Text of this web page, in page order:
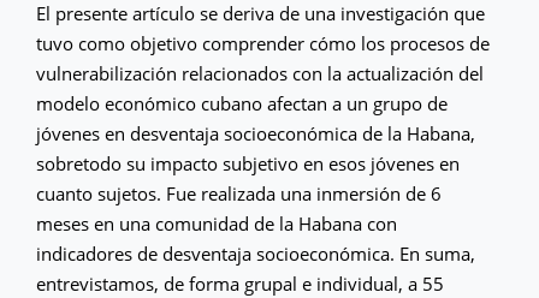
El presente artículo se deriva de una investigación que
tuvo como objetivo comprender cómo los procesos de
vulnerabilización relacionados con la actualización del
modelo económico cubano afectan a un grupo de
jóvenes en desventaja socioeconómica de la Habana,
sobretodo su impacto subjetivo en esos jóvenes en
cuanto sujetos. Fue realizada una inmersión de 6
meses en una comunidad de la Habana con
indicadores de desventaja socioeconómica. En suma,
entrevistamos, de forma grupal e individual, a 55